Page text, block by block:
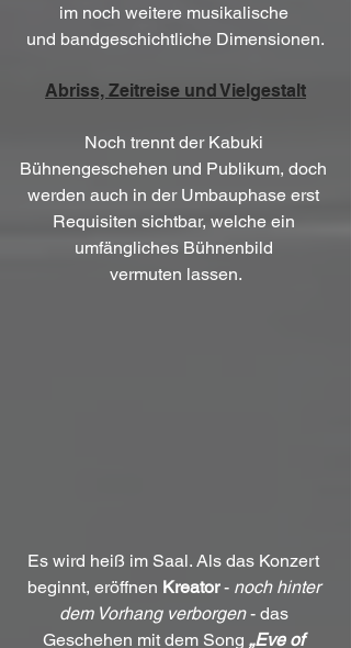
im noch weitere musikalische
und bandgeschichtliche Dimensionen.
Abriss, Zeitreise und Vielgestalt
Noch trennt der Kabuki
Bühnengeschehen und Publikum, doch
werden auch in der Umbauphase erst
Requisiten sichtbar, welche ein
umfängliches Bühnenbild
vermuten lassen.
Es wird heiß im Saal. Als das Konzert
beginnt, eröffnen Kreator - noch hinter
dem Vorhang verborgen - das
Geschehen mit dem Song „Eve of